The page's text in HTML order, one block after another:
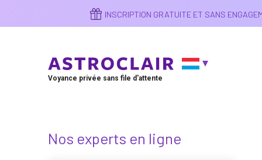
contenu
INSCRIPTION GRATUITE ET SANS
Voyance privée sans file d'attente
Nos experts en ligne